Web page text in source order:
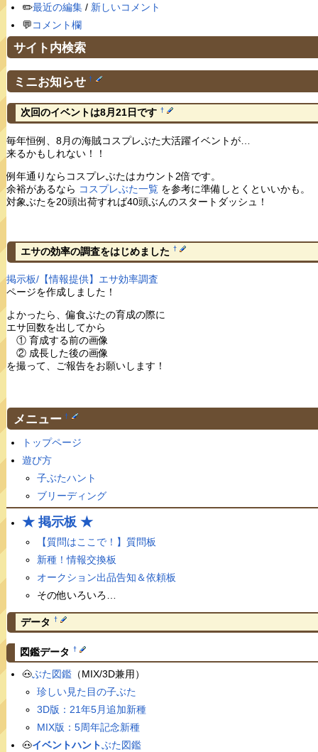
✏️最近の編集/ 新しいコメント
💬コメント欄
サイト内検索
ミニお知らせ †
次回のイベントは8月21日です †
毎年恒例、8月の海賊コスプレぶた大活躍イベントが…
来るかもしれない！！
例年通りならコスプレぶたはカウント2倍です。
余裕があるなら コスプレぶた一覧を参考に準備しとくといいかも。
対象ぶたを20頭出荷すれば40頭ぶんのスタートダッシュ！
エサの効率の調査をはじめました †
掲示板/【情報提供】エサ効率調査
ページを作成しました！
よかったら、偏食ぶたの育成の際に
エサ回数を出してから
① 育成する前の画像
② 成長した後の画像
を撮って、ご報告をお願いします！
メニュー †
トップページ
遊び方
子ぶたハント
ブリーディング
★ 掲示板 ★
【質問はここで！】質問板
新種！情報交換板
オークション出品告知＆依頼板
その他いろいろ…
データ †
図鑑データ †
🐽ぶた図鑑（MIX/3D兼用）
珍しい見た目の子ぶた
3D版：21年5月追加新種
MIX版：5周年記念新種
🐽イベントハントぶた図鑑